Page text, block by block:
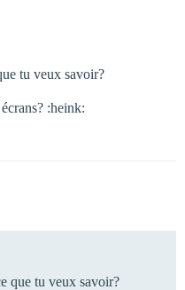
tu veux savoir?
:heink:
que tu veux savoir?